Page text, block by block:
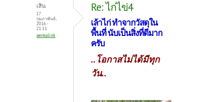
เสิน
17
กุมภาพันธ์,
2016 -
21:11
permalink
Re: ไก่ไข่4
เล้าไก่ ทำจากวัสดุใน
พื้นที่ นับเป็นสิ่งที่ดีมาก
ครับ
..โอกาสไม่ได้มีทุก
วัน..